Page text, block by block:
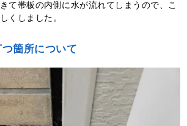
て帯板の内側に水が流れてしまうので、こ
くしました。
箇所について